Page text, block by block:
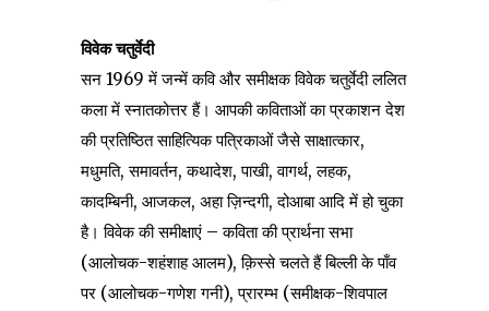
विवेक चतुर्वेदी
सन 1969 में जन्में कवि और समीक्षक विवेक चतुर्वेदी ललित
कला में स्नातकोत्तर हैं। आपकी कविताओं का प्रकाशन देश
की प्रतिष्ठित साहित्यिक पत्रिकाओं जैसे साक्षात्कार,
मधुमति, समावर्तन, कथादेश, पाखी, वागर्थ, लहक,
कादम्बिनी, आजकल, अहा ज़िन्दगी, दोआबा आदि में हो चुका
है। विवेक की समीक्षाएं – कविता की प्रार्थना सभा
(आलोचक-शहंशाह आलम), क़िस्से चलते हैं बिल्ली के पाँव
पर (आलोचक-गणेश गनी), प्रारम्भ (समीक्षक-शिवपाल